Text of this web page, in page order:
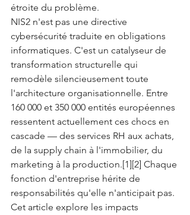
étroite du problème.
NIS2 n'est pas une directive
cybersécurité traduite en obligations
informatiques. C'est un catalyseur de
transformation structurelle qui
remodèle silencieusement toute
l'architecture organisationnelle. Entre
160 000 et 350 000 entités européennes
ressentent actuellement ces chocs en
cascade — des services RH aux achats,
de la supply chain à l'immobilier, du
marketing à la production.[1][2] Chaque
fonction d'entreprise hérite de
responsabilités qu'elle n'anticipait pas.
Cet article explore les impacts